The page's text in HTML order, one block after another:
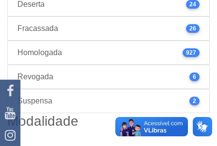
Deserta 24
Fracassada 26
Homologada 927
Revogada 6
Suspensa 2
Modalidade